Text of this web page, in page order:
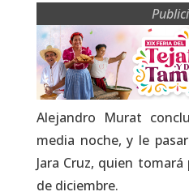
Alejandro Murat
media noche, y le
Jara Cruz, quien
de diciembre.